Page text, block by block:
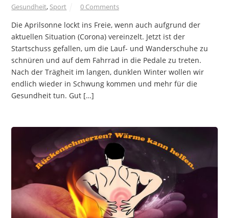
Gesundheit, Sport 0 Comments
Die Aprilsonne lockt ins Freie, wenn auch aufgrund der
aktuellen Situation (Corona) vereinzelt. Jetzt ist der
Startschuss gefallen, um die Lauf- und Wanderschuhe zu
schnüren und auf dem Fahrrad in die Pedale zu treten.
Nach der Trägheit im langen, dunklen Winter wollen wir
endlich wieder in Schwung kommen und mehr für die
Gesundheit tun. Gut […]